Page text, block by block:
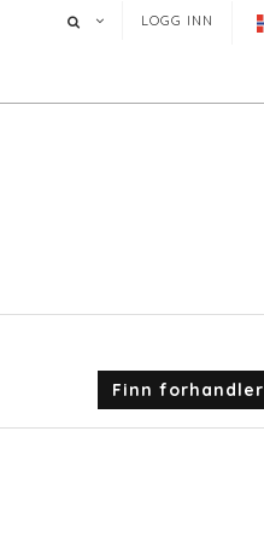
LOGG INN
Finn forhandler